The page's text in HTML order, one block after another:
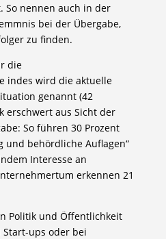
So nennen auch in der
bei der Übergabe,
zu finden.
die
indes wird die aktuelle
genannt (42
erschwert aus Sicht der
So führen 30 Prozent
und behördliche Auflagen“
Interesse an
erkennen 21
Politik und Öffentlichkeit
ups oder bei